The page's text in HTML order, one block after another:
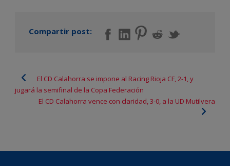
Compartir post:
El CD Calahorra se impone al Racing Rioja CF, 2-1, y
jugará la semifinal de la Copa Federación
El CD Calahorra vence con claridad, 3-0, a la UD Mutilvera